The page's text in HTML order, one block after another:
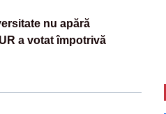
nu apără
a votat împotrivă